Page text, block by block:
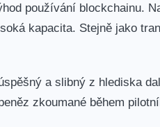
používání blockchainu.
kapacita. Stejně jako
a slibný z hlediska
zkoumané během